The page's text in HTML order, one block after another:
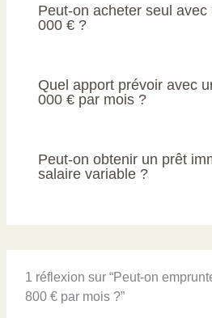
Peut-on acheter seul avec
000 € ?
Quel apport prévoir avec
000 € par mois ?
Peut-on obtenir un prêt
salaire variable ?
1 réflexion sur “Peut-on
800 € par mois ?”